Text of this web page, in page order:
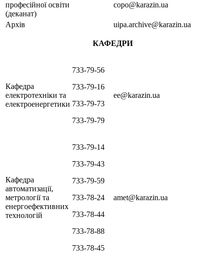
професійної освіти
(деканат)
copo@karazin.ua
Архів uipa.archive@karazin.ua
КАФЕДРИ
Кафедра
електротехніки та
електроенергетики
733-79-56
733-79-16
733-79-73
733-79-79
ee@karazin.ua
Кафедра
автоматизації,
метрології та
енергоефективних
технологій
733-79-14
733-79-43
733-79-59
733-78-24
733-78-44
733-78-88
733-78-45
amet@karazin.ua